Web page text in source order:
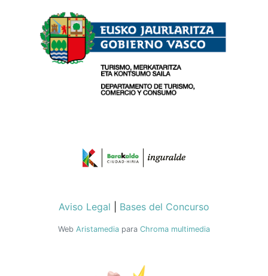
Aviso Legal Bases del Concurso
Web Aristamedia para Chroma multimedia